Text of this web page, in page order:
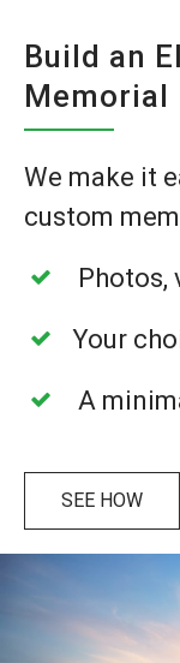
Build an
Memorial
We make it
custom
Photos,
Your
A
SEE HOW